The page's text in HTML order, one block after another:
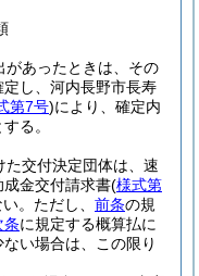
があったときは、その
し、河内長野市長寿
第7号)により、確定内
る。
交付決定団体は、速
金交付請求書(様式第
。 ただし、 前条の規
条に規定する概算払に
い場合は、この限り